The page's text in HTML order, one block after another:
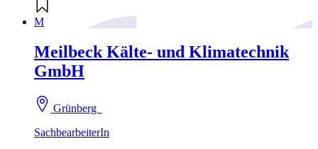
M
Meilbeck Kälte- und Klimatechnik
GmbH
Grünberg
SachbearbeiterIn